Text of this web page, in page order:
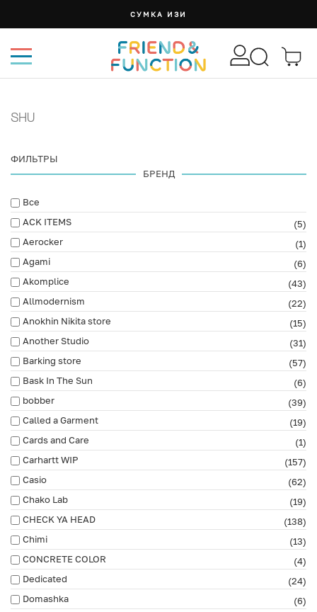
СУМКА ИЗИ
SHU
ФИЛЬТРЫ
БРЕНД
Все
ACK ITEMS
(5)
Aerocker
(1)
Agami
(6)
Akomplice
(43)
Allmodernism
(22)
Anokhin Nikita store
(15)
Another Studio
(31)
Barking store
(57)
Bask In The Sun
(6)
bobber
(39)
Called a Garment
(19)
Cards and Care
(1)
Carhartt WIP
(157)
Casio
(62)
Chako Lab
(19)
CHECK YA HEAD
(138)
Chimi
(13)
CONCRETE COLOR
(4)
Dedicated
(24)
Domashka
(6)